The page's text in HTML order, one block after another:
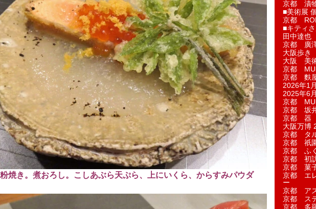
焼き。煮おろし。こしあぶら天ぷら、上にいくら、からすみパウダ
京都 漬
■美術展
京都
■キティ
田中達也
京都 廣
大阪歩き
大阪 美
京都
京都 麩
2026年1
2025年6
京都
京都 坂
京都 器
大阪万博
京都 タ
京都 祇
京都 ふ
京都 初
京都 菓
京都 エ
ー
京都 ア
京都 ス
京都 多